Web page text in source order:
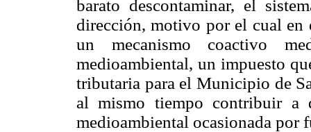
barato descontaminar, el
dirección, motivo por el cual en
un mecanismo coactivo
medioambiental, un impuesto
tributaria para el Municipio de
al mismo tiempo contribuir a
medioambiental ocasionada por